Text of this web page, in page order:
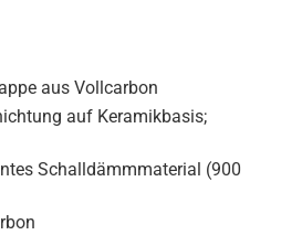
aus Vollcarbon
auf Keramikbasis;
Schalldämmmaterial (900